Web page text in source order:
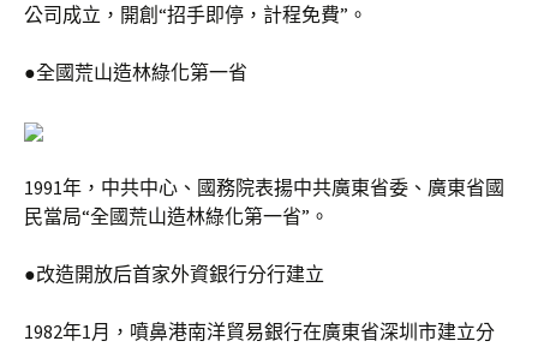
公司成立，開創“招手即停，計程免費”。
●全國荒山造林綠化第一省
1991年，中共中心、國務院表揚中共廣東省委、廣東省國
民當局“全國荒山造林綠化第一省”。
●改造開放后首家外資銀行分行建立
1982年1月，噴鼻港南洋貿易銀行在廣東省深圳市建立分